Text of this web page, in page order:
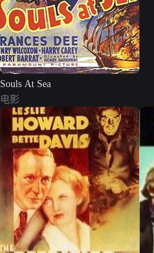
Souls At Sea
电影